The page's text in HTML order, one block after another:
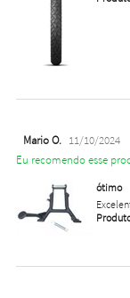
Mario O. 11/10/2024
Eu recomendo esse
ótimo